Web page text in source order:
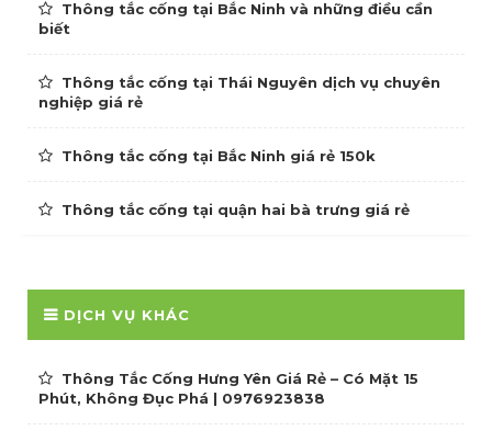
Thông tắc cống tại Bắc Ninh và những điều cần
biết
Thông tắc cống tại Thái Nguyên dịch vụ chuyên
nghiệp giá rẻ
Thông tắc cống tại Bắc Ninh giá rẻ 150k
Thông tắc cống tại quận hai bà trưng giá rẻ
DỊCH VỤ KHÁC
Thông Tắc Cống Hưng Yên Giá Rẻ – Có Mặt 15
Phút, Không Đục Phá | 0976923838